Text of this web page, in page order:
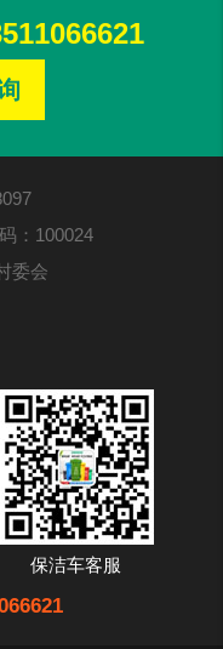
：100024
委会
保洁车客服